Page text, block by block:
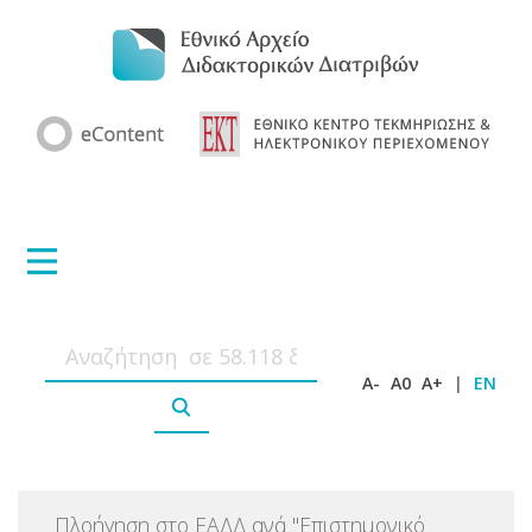
A- A0 A+ | EN
Πλοήγηση στο ΕΑΔΔ ανά "Επιστημονικό